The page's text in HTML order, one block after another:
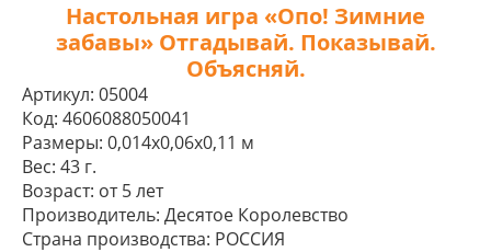
Настольная игра «Опо! Зимние
забавы» Отгадывай. Показывай.
Объясняй.
Артикул: 05004
Код: 4606088050041
Размеры: 0,014x0,06x0,11 м
Вес: 43 г.
Возраст: от 5 лет
Производитель: Десятое Королевство
Страна производства: РОССИЯ